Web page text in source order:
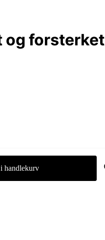
forsterket
handlekurv